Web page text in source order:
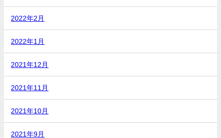
2022年2月
2022年1月
2021年12月
2021年11月
2021年10月
2021年9月